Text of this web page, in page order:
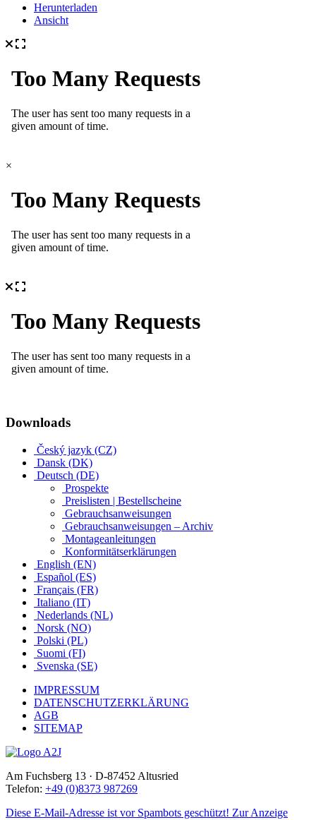
Herunterladen
Ansicht
×
Downloads
Český jazyk (CZ)
Dansk (DK)
Deutsch (DE)
Prospekte
Preislisten | Bestellscheine
Gebrauchsanweisungen
Gebrauchsanweisungen – Archiv
Montageanleitungen
Konformitätserklärungen
English (EN)
Español (ES)
Français (FR)
Italiano (IT)
Nederlands (NL)
Norsk (NO)
Polski (PL)
Suomi (FI)
Svenska (SE)
IMPRESSUM
DATENSCHUTZERKLÄRUNG
AGB
SITEMAP
Am Fuchsberg 13 · D-87452 Altusried
Telefon: +49 (0)8373 987269
Diese E-Mail-Adresse ist vor Spambots geschützt! Zur Anzeige